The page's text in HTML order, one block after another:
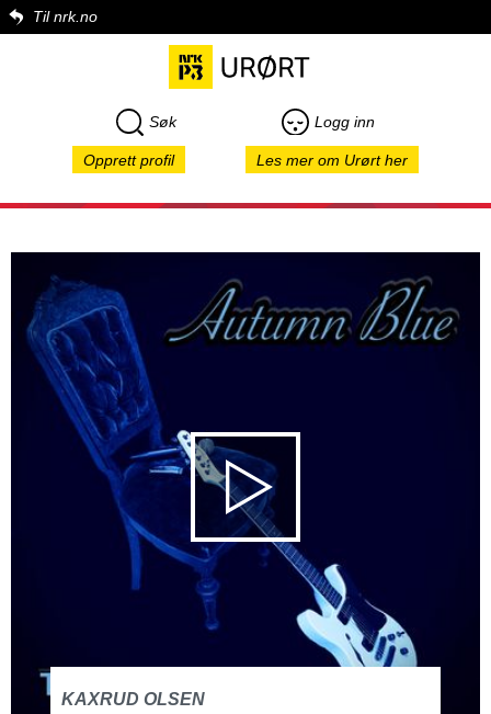
Til nrk.no
Søk Logg inn
Opprett profil Les mer om Urørt her
KAXRUD OLSEN